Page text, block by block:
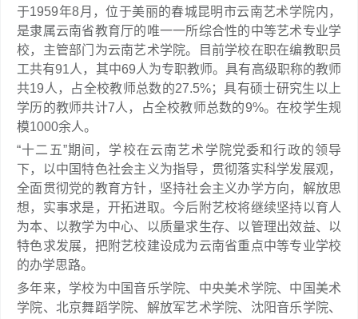
于1959年8月，位于美丽的春城昆明市云南艺术学院内，
是隶属云南省教育厅的唯一一所综合性的中等艺术专业学
校，主管部门为云南艺术学院。目前学校在职在编教职员
工共有91人，其中69人为专职教师。具有高级职称的教师
共19人，占全校教师总数的27.5%；具有硕士研究生以上
学历的教师共计7人，占全校教师总数的9%。在校学生规
模1000余人。
“十二五”期间，学校在云南艺术学院党委和行政的领导
下，以中国特色社会主义为指导，贯彻落实科学发展观，
全面贯彻党的教育方针，坚持社会主义办学方向，解放思
想，实事求是，开拓进取。今后附艺校将继续坚持以育人
为本、以教学为中心、以质量求生存、以管理出效益、以
特色求发展，把附艺校建设成为云南省重点中等专业学校
的办学思路。
多年来，学校为中国音乐学院、中央美术学院、中国美术
学院、北京舞蹈学院、解放军艺术学院、沈阳音乐学院、